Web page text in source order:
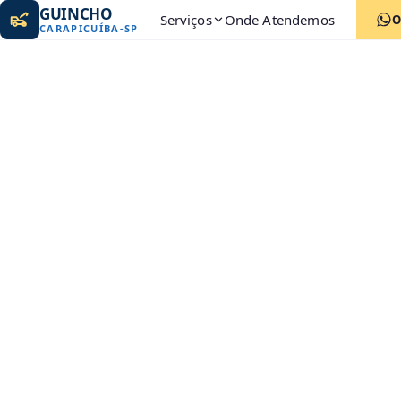
GUINCHO
CARAPICUÍBA-SP Serviços Onde Atendemos